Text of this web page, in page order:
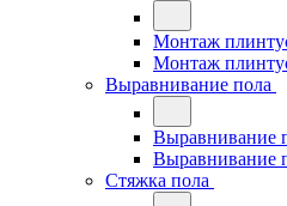
Монтаж
Монтаж
Выравнивание пола
Выравнивание
Выравнивание
Стяжка пола